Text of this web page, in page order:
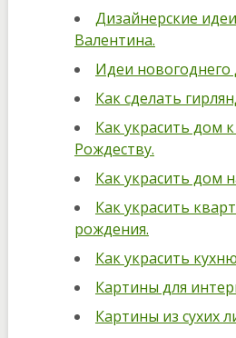
Дизайнерские
Валентина.
Идеи новогоднего
Как сделать
Как украсить дом
Рождеству.
Как украсить дом
Как украсить
рождения.
Как украсить
Картины для
Картины из сухих